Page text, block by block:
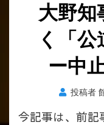
大野知
く「
ー中
投稿者
今記事は、前記